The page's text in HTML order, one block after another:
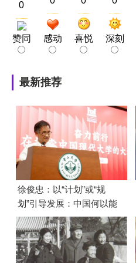
0
赞同 感动 喜悦 深刻
最新推荐
徐俊忠：以“计划”或“规
划”引导发展：中国何以能
够成功